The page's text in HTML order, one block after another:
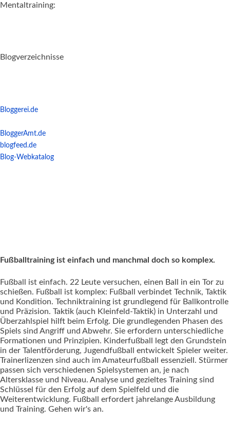
Mentaltraining:
Blogverzeichnisse
Bloggerei.de
BloggerAmt.de
blogfeed.de
Blog-Webkatalog
Fußballtraining ist einfach und manchmal doch so komplex.
Fußball ist einfach. 22 Leute versuchen, einen Ball in ein Tor zu
schießen. Fußball ist komplex: Fußball verbindet Technik, Taktik
und Kondition. Techniktraining ist grundlegend für Ballkontrolle
und Präzision. Taktik (auch Kleinfeld-Taktik) in Unterzahl und
Überzahlspiel hilft beim Erfolg. Die grundlegenden Phasen des
Spiels sind Angriff und Abwehr. Sie erfordern unterschiedliche
Formationen und Prinzipien. Kinderfußball legt den Grundstein
in der Talentförderung, Jugendfußball entwickelt Spieler weiter.
Trainerlizenzen sind auch im Amateurfußball essenziell. Stürmer
passen sich verschiedenen Spielsystemen an, je nach
Altersklasse und Niveau. Analyse und gezieltes Training sind
Schlüssel für den Erfolg auf dem Spielfeld und die
Weiterentwicklung. Fußball erfordert jahrelange Ausbildung
und Training. Gehen wir's an.